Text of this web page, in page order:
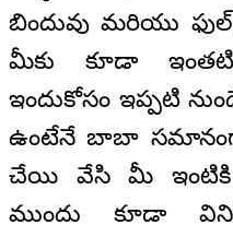
బిందువు మరియు
మీకు కూడా
ఇందుకోసం ఇప్పటి
ఉంటేనే బాబా
చేయి వేసి మీ ఇంటికి
ముందు కూడా